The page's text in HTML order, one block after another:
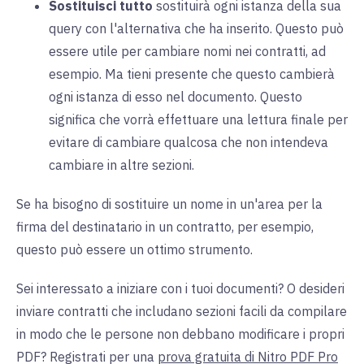
Sostituisci tutto sostituirà ogni istanza della sua
query con l'alternativa che ha inserito. Questo può
essere utile per cambiare nomi nei contratti, ad
esempio. Ma tieni presente che questo cambierà
ogni istanza di esso nel documento. Questo
significa che vorrà effettuare una lettura finale per
evitare di cambiare qualcosa che non intendeva
cambiare in altre sezioni.
Se ha bisogno di sostituire un nome in un'area per la
firma del destinatario in un contratto, per esempio,
questo può essere un ottimo strumento.
Sei interessato a iniziare con i tuoi documenti? O desideri
inviare contratti che includano sezioni facili da compilare
in modo che le persone non debbano modificare i propri
PDF? Registrati per una prova gratuita di Nitro PDF Pro